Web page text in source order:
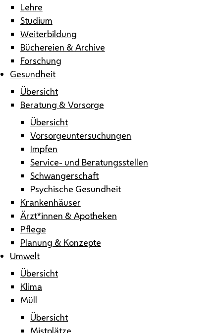
Lehre
Studium
Weiterbildung
Büchereien & Archive
Forschung
Gesundheit
Übersicht
Beratung & Vorsorge
Übersicht
Vorsorgeuntersuchungen
Impfen
Service- und Beratungsstellen
Schwangerschaft
Psychische Gesundheit
Krankenhäuser
Ärzt*innen & Apotheken
Pflege
Planung & Konzepte
Umwelt
Übersicht
Klima
Müll
Übersicht
Mistplätze